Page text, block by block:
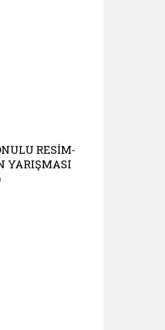
RESIM-
YARIŞMASI